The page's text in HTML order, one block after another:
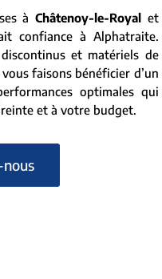
à Châtenoy-le-Royalet
confiance à Alphatraite.
et matériels de
faisons bénéficier d’un
optimales qui
et à votre budget.